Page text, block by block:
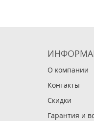
О компании
Контакты
Скидки
Гарантия и